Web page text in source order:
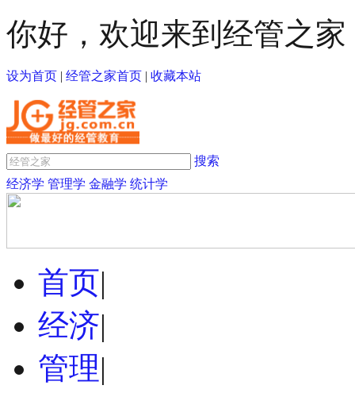
你好，欢迎来到经管之家
设为首页 | 经管之家首页 | 收藏本站
搜索
经济学 管理学 金融学 统计学
首页|
经济|
管理|